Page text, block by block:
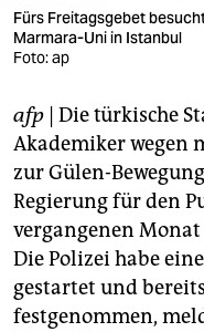
verlag
veranstaltungen
fragen & hilfe
unterstützen
abo
genossenschaft
epaper login
Fürs Freitagsgebet
Marmara-Uni in Istanbul
Foto: ap
afp | Die türkische
Akademiker wegen
zur Gülen-
Regierung für den
vergangenen
Die Polizei habe
gestartet und
festgenommen,